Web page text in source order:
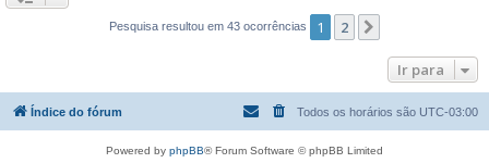
Pesquisa resultou em 43 ocorrências 1 2
Ir para
Índice do fórum Todos os horários são UTC-03:00
Powered by phpBB® Forum Software © phpBB Limited